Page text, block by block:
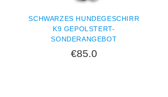
SCHWARZES HUNDEGESCHIRR
K9 GEPOLSTERT-
SONDERANGEBOT
€85.0